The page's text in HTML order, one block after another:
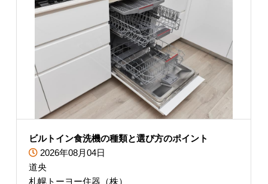
ビルトイン食洗機の種類と選び方のポイント
2026年08月04日
道央
札幌トーヨー住器（株）